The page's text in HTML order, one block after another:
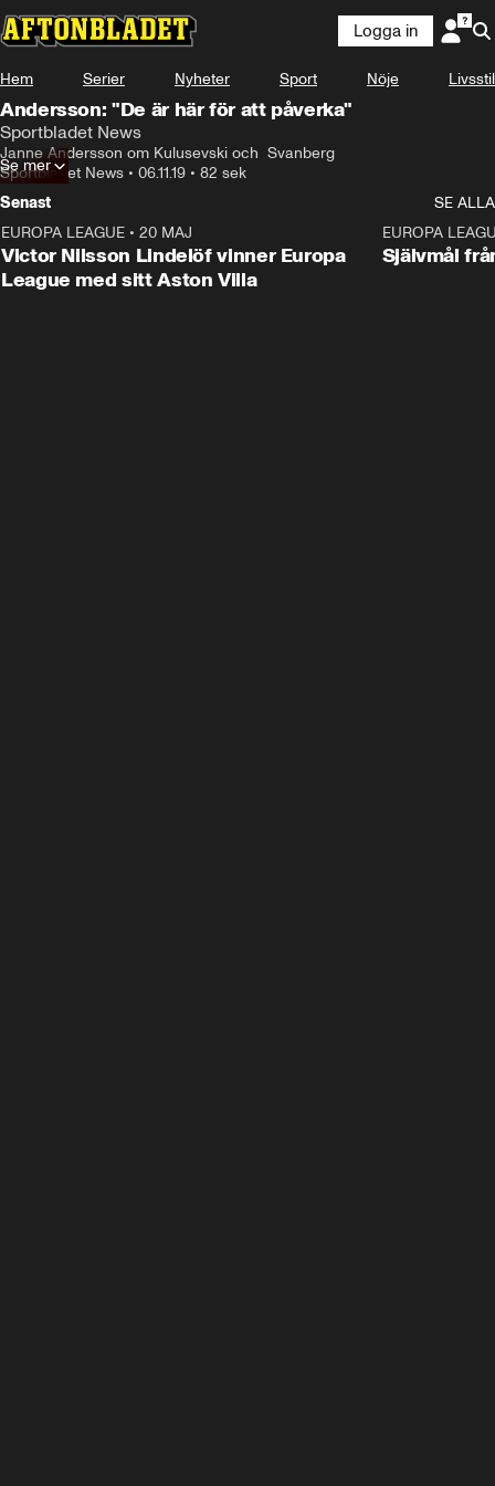
Logga in
Hem Serier Nyheter Sport Nöje Livsstil
Andersson: "De är här för att påverka"
Sportbladet News
Janne Andersson om Kulusevski och  Svanberg
Sportbladet News • 06.11.19 • 82 sek
Se mer
Senast
SE ALLA
EUROPA LEAGUE • 20 MAJ
Victor Nilsson Lindelöf vinner Europa
League med sitt Aston Villa
EUROPA
Självmål